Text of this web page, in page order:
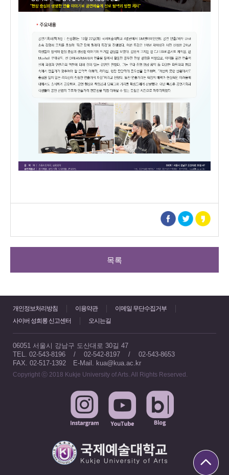
목록
개인정보처리방침 이용약관
이메일 무단수집거부
사이버 성희롱 신고센터
오시는길
06051 서울시 강남구 도산대로 30길 47
TEL. 02-543-8196 / 02-542-8197 / 02-543-8653
FAX. 02-517-1392
E-Mail. kua@kua.ac.kr
Copyright ⓒ 2018 Kukje University of Arts. All Rights Reserved.